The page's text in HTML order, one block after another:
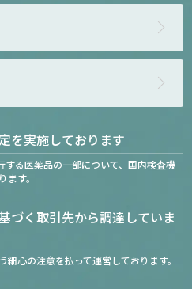
を実施しております
する医薬品の一部について、国内検査機
す。
づく取引先から調達していま
心の注意を払って運営しております。